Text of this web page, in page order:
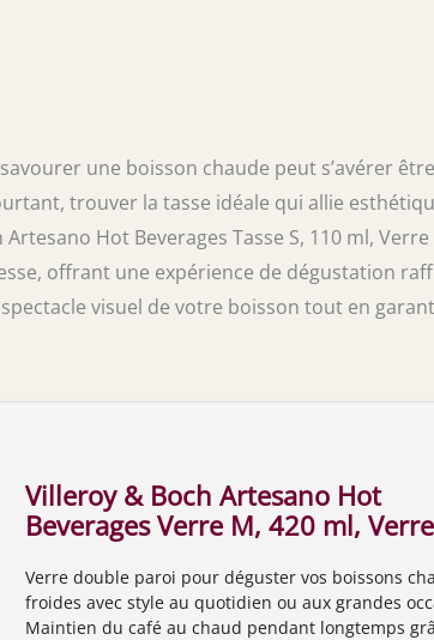
une boisson chaude peut s’avérer
trouver la tasse idéale qui allie
Hot Beverages Tasse S, 110 ml,
offrant une expérience de dégustation
visuel de votre boisson tout en
Villeroy & Boch Artesano Hot
Beverages Verre M, 420 ml, Verre
Verre double paroi pour déguster vos boissons
froides avec style au quotidien ou aux grandes
Maintien du café au chaud pendant longtemps